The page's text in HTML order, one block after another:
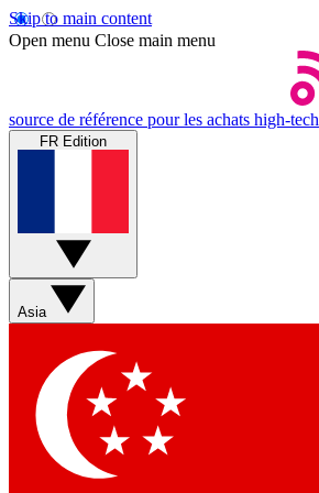
Skip to main content
Open menu Close main menu
source de référence pour les achats high-tech
FR Edition
Asia